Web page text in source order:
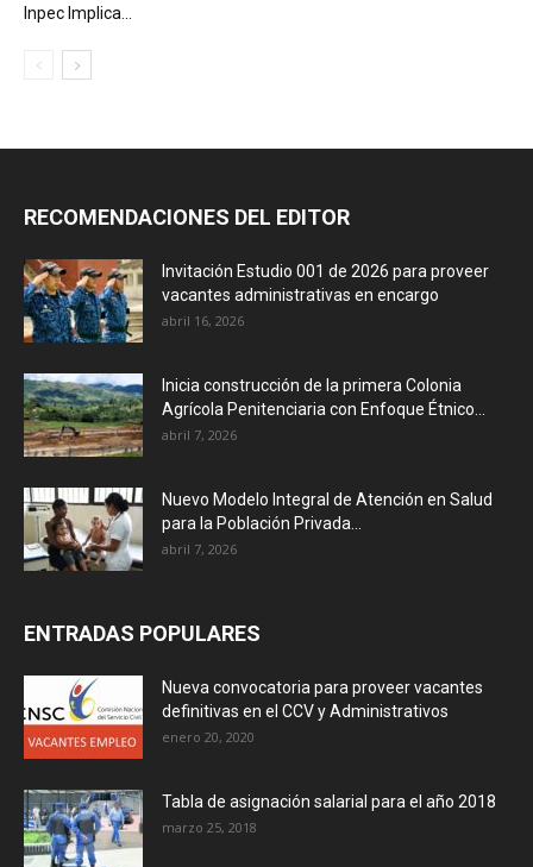
Inpec Implica...
RECOMENDACIONES DEL EDITOR
Invitación Estudio 001 de 2026 para proveer
vacantes administrativas en encargo
abril 16, 2026
Inicia construcción de la primera Colonia
Agrícola Penitenciaria con Enfoque Étnico...
abril 7, 2026
Nuevo Modelo Integral de Atención en Salud
para la Población Privada...
abril 7, 2026
ENTRADAS POPULARES
Nueva convocatoria para proveer vacantes
definitivas en el CCV y Administrativos
enero 20, 2020
Tabla de asignación salarial para el año 2018
marzo 25, 2018